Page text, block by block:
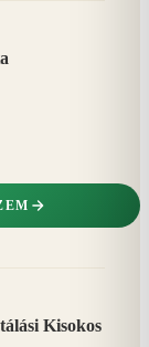
Kisokos